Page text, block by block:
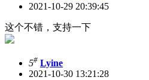
2021-10-29 20:39:45
这个不错，支持一下
5# Lyine
2021-10-30 13:21:28